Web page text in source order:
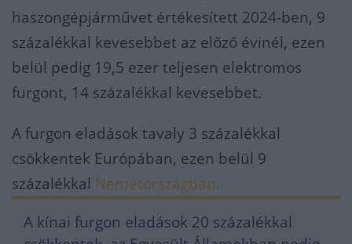
haszongépjárművet értékesített 2024-ben, 9
százalékkal kevesebbet az előző évinél, ezen
belül pedig 19,5 ezer teljesen elektromos
furgont, 14 százalékkal kevesebbet.
A furgon eladások tavaly 3 százalékkal
csökkentek Európában, ezen belül 9
százalékkal Németországban.
A kínai furgon eladások 20 százalékkal